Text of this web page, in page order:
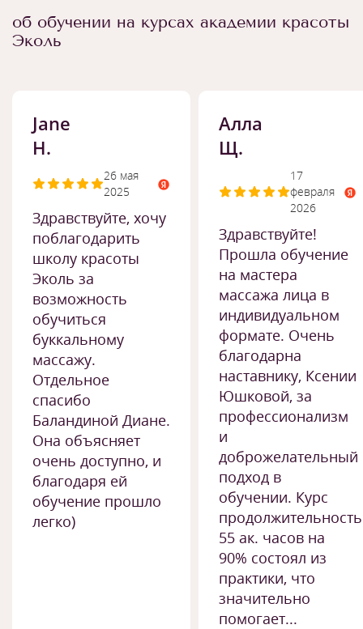
об обучении на курсах академии красоты
Эколь
Jane
H.
26 мая
2025
Здравствуйте, хочу
поблагодарить
школу красоты
Эколь за
возможность
обучиться
буккальному
массажу.
Отдельное
спасибо
Баландиной Диане.
Она объясняет
очень доступно, и
благодаря ей
обучение прошло
легко)
Алла
Щ.
17
февраля
2026
Здравствуйте!
Прошла обучение
на мастера
массажа лица в
индивидуальном
формате. Очень
благодарна
наставнику, Ксении
Юшковой, за
профессионализм
и
доброжелательный
подход в
обучении. Курс
55 ак. часов на
90% состоял из
практики, что
значительно
помогает...